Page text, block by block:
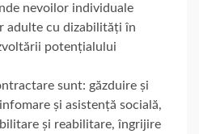
nevoilor individuale
adulte cu dizabilități în
potențialului
sunt: găzduire și
și asistență socială,
și reabilitare, îngrijire